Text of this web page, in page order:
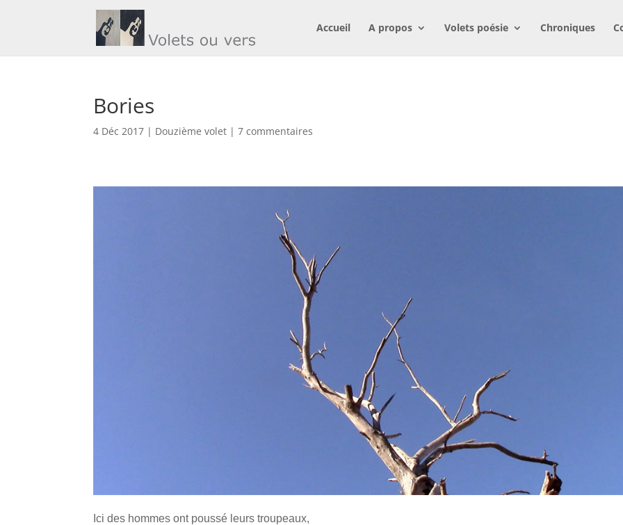
Accueil A propos Volets poésie Chroniques
Bories
4 Déc 2017 | Douzième volet |7 commentaires
Ici des hommes ont poussé leurs troupeaux,